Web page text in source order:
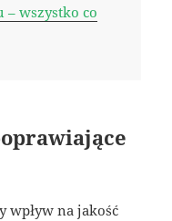
– wszystko co
wpływ na jakość